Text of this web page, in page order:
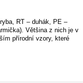
RT – duhák, PE –
Většina z nich je v
přírodní vzory, které